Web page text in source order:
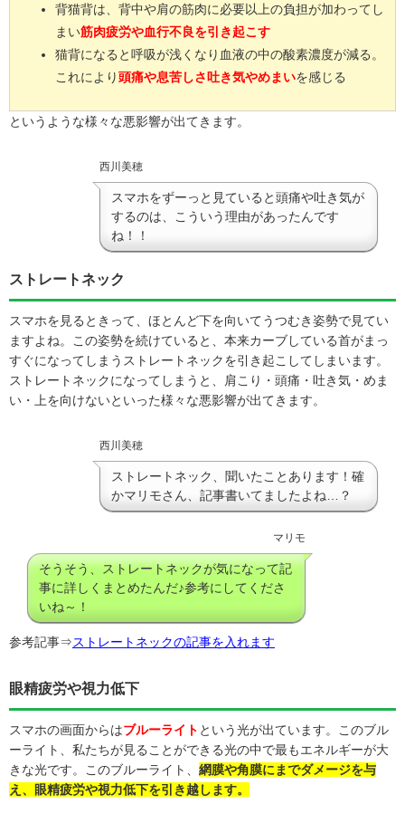
背猫背は、背中や肩の筋肉に必要以上の負担が加わってし
まい筋肉疲労や血行不良を引き起こす
猫背になると呼吸が浅くなり血液の中の酸素濃度が減る。
これにより頭痛や息苦しさ吐き気やめまいを感じる
というような様々な悪影響が出てきます。
西川美穂
スマホをずーっと見ていると頭痛や吐き気が
するのは、こういう理由があったんです
ね！！
ストレートネック
スマホを見るときって、ほとんど下を向いてうつむき姿勢で見てい
ますよね。この姿勢を続けていると、本来カーブしている首がまっ
すぐになってしまうストレートネックを引き起こしてしまいます。
ストレートネックになってしまうと、肩こり・頭痛・吐き気・めま
い・上を向けないといった様々な悪影響が出てきます。
西川美穂
ストレートネック、聞いたことあります！確
かマリモさん、記事書いてましたよね…？
マリモ
そうそう、ストレートネックが気になって記
事に詳しくまとめたんだ♪参考にしてくださ
いね～！
参考記事⇒ストレートネックの記事を入れます
眼精疲労や視力低下
スマホの画面からはブルーライト という光が出ています。このブル
ーライト、私たちが見ることができる光の中で最もエネルギーが大
きな光です。このブルーライト、 網膜や角膜にまでダメージを与
え、眼精疲労や視力低下を引き越します。